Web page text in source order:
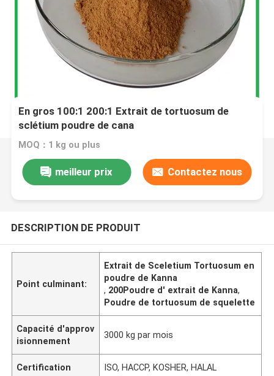
En gros 100:1 200:1 Extrait de tortuosum de
sclétium poudre de cana
MOQ：1 kg ou plus
meilleur prix Contactez nous
DESCRIPTION DE PRODUIT
Point culminant:
Extrait de Sceletium Tortuosum en
poudre de Kanna
, 200Poudre d' extrait de Kanna,
Poudre de tortuosum de squelette
Capacité d'approv
isionnement
3000 kg par mois
Certification ISO, HACCP, KOSHER, HALAL